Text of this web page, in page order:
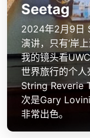
Seetag
2024年2月9日
演讲，只有‘岸
我的镜头看
世界旅行的个
String Reverie
次是Gary
非常出色。